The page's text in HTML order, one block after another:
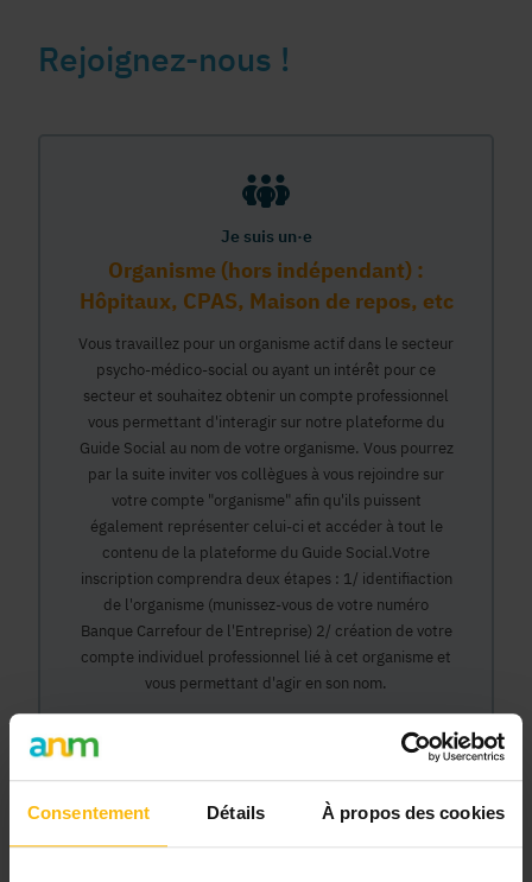
Consentement Détails À propos des cookies
Rejoignez-nous !
Je suis un·e
Organisme (hors indépendant) :
Hôpitaux, CPAS, Maison de repos, etc
Vous travaillez pour un organisme actif dans le secteur
psycho-médico-social ou ayant un intérêt pour ce
secteur et souhaitez obtenir un compte professionnel
vous permettant d'interagir sur notre plateforme du
Guide Social au nom de votre organisme. Vous pourrez
par la suite inviter vos collègues à vous rejoindre sur
votre compte "organisme" afin qu'ils puissent
également représenter celui-ci et accéder à tout le
contenu de la plateforme du Guide Social.Votre
inscription comprendra deux étapes : 1/ identifiaction
de l'organisme (munissez-vous de votre numéro
Banque Carrefour de l'Entreprise) 2/ création de votre
compte individuel professionnel lié à cet organisme et
vous permettant d'agir en son nom.